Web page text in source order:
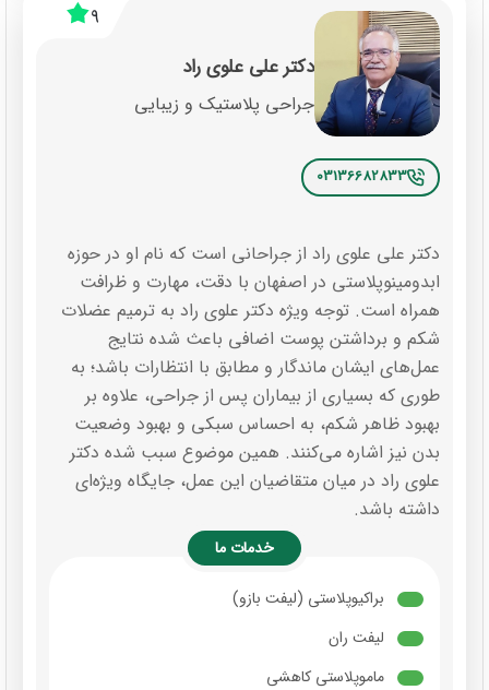
9
دکتر علی علوی راد
جراحی پلاستیک و زیبایی
03136682833
دکتر علی علوی راد از جراحانی است که نام او در حوزه
ابدومینوپلاستی در اصفهان با دقت، مهارت و ظرافت
همراه است. توجه ویژه دکتر علوی راد به ترمیم عضلات
شکم و برداشتن پوست اضافی باعث شده نتایج
عمل‌های ایشان ماندگار و مطابق با انتظارات باشد؛ به
طوری که بسیاری از بیماران پس از جراحی، علاوه بر
بهبود ظاهر شکم، به احساس سبکی و بهبود وضعیت
بدن نیز اشاره می‌کنند. همین موضوع سبب شده دکتر
علوی راد در میان متقاضیان این عمل، جایگاه ویژه‌ای
داشته باشد.
خدمات ما
براکیوپلاستی (لیفت بازو)
لیفت ران
ماموپلاستی کاهشی